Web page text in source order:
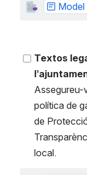
Textos
Assegureu-
política de
de
local.